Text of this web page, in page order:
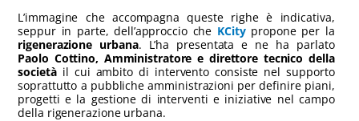
L’immagine che accompagna queste righe è indicativa,
seppur in parte, dell’approccio che KCitypropone per la
rigenerazione urbana. L’ha presentata e ne ha parlato
Paolo Cottino, Amministratore e direttore tecnico della
societàil cui ambito di intervento consiste nel supporto
soprattutto a pubbliche amministrazioni per definire piani,
progetti e la gestione di interventi e iniziative nel campo
della rigenerazione urbana.